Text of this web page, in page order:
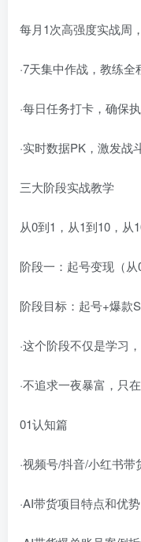
每月1次高强度实战周
·7天集中作战，教练全
·每日任务打卡，确保
·实时数据PK，激发战
三大阶段实战教学
从0到1，从1到10，从
阶段一：起号变现（从
阶段目标：起号+爆款
·这个阶段不仅是学习
·不追求一夜暴富，只
01认知篇
·视频号/抖音/小红书带
·AI带货项目特点和优势